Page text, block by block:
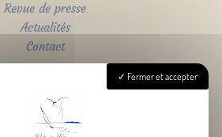
Revue de presse
Actualités
Contact
Fermer et accepter